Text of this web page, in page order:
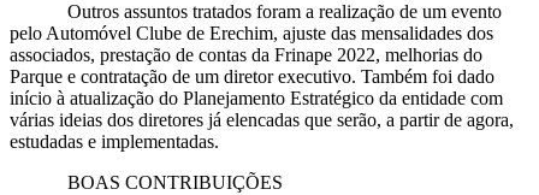
Outros assuntos tratados foram a realização de um evento
pelo Automóvel Clube de Erechim, ajuste das mensalidades dos
associados, prestação de contas da Frinape 2022, melhorias do
Parque e contratação de um diretor executivo. Também foi dado
início à atualização do Planejamento Estratégico da entidade com
várias ideias dos diretores já elencadas que serão, a partir de agora,
estudadas e implementadas.
BOAS CONTRIBUIÇÕES